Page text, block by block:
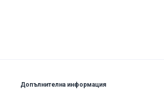
Допълнителна информация